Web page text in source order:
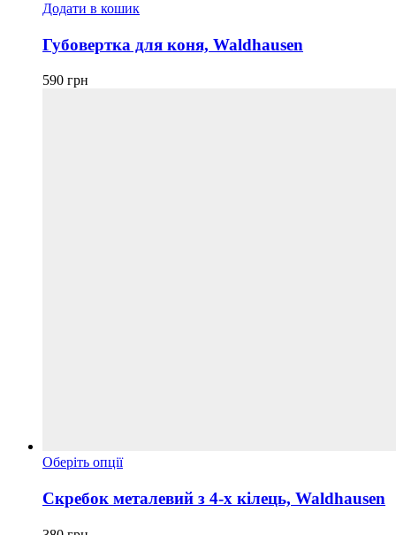
Додати в кошик
Губовертка для коня, Waldhausen
590 грн
Оберіть опціїЦей
має
кілька
Скребок металевий з 4-х кілець, Waldhausen